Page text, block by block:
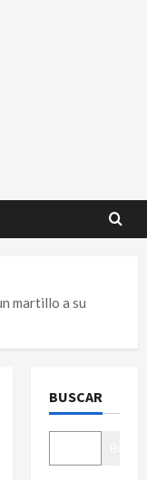
martillo a su
BUSCAR